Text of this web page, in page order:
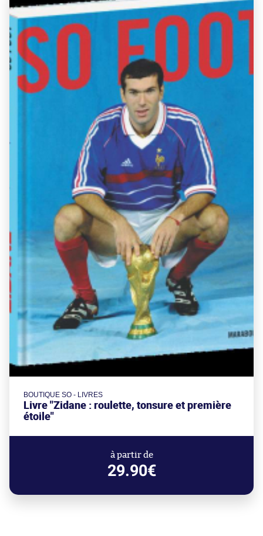
BOUTIQUE SO - LIVRES
Livre "Zidane : roulette, tonsure et première
étoile"
à partir de
29.90€